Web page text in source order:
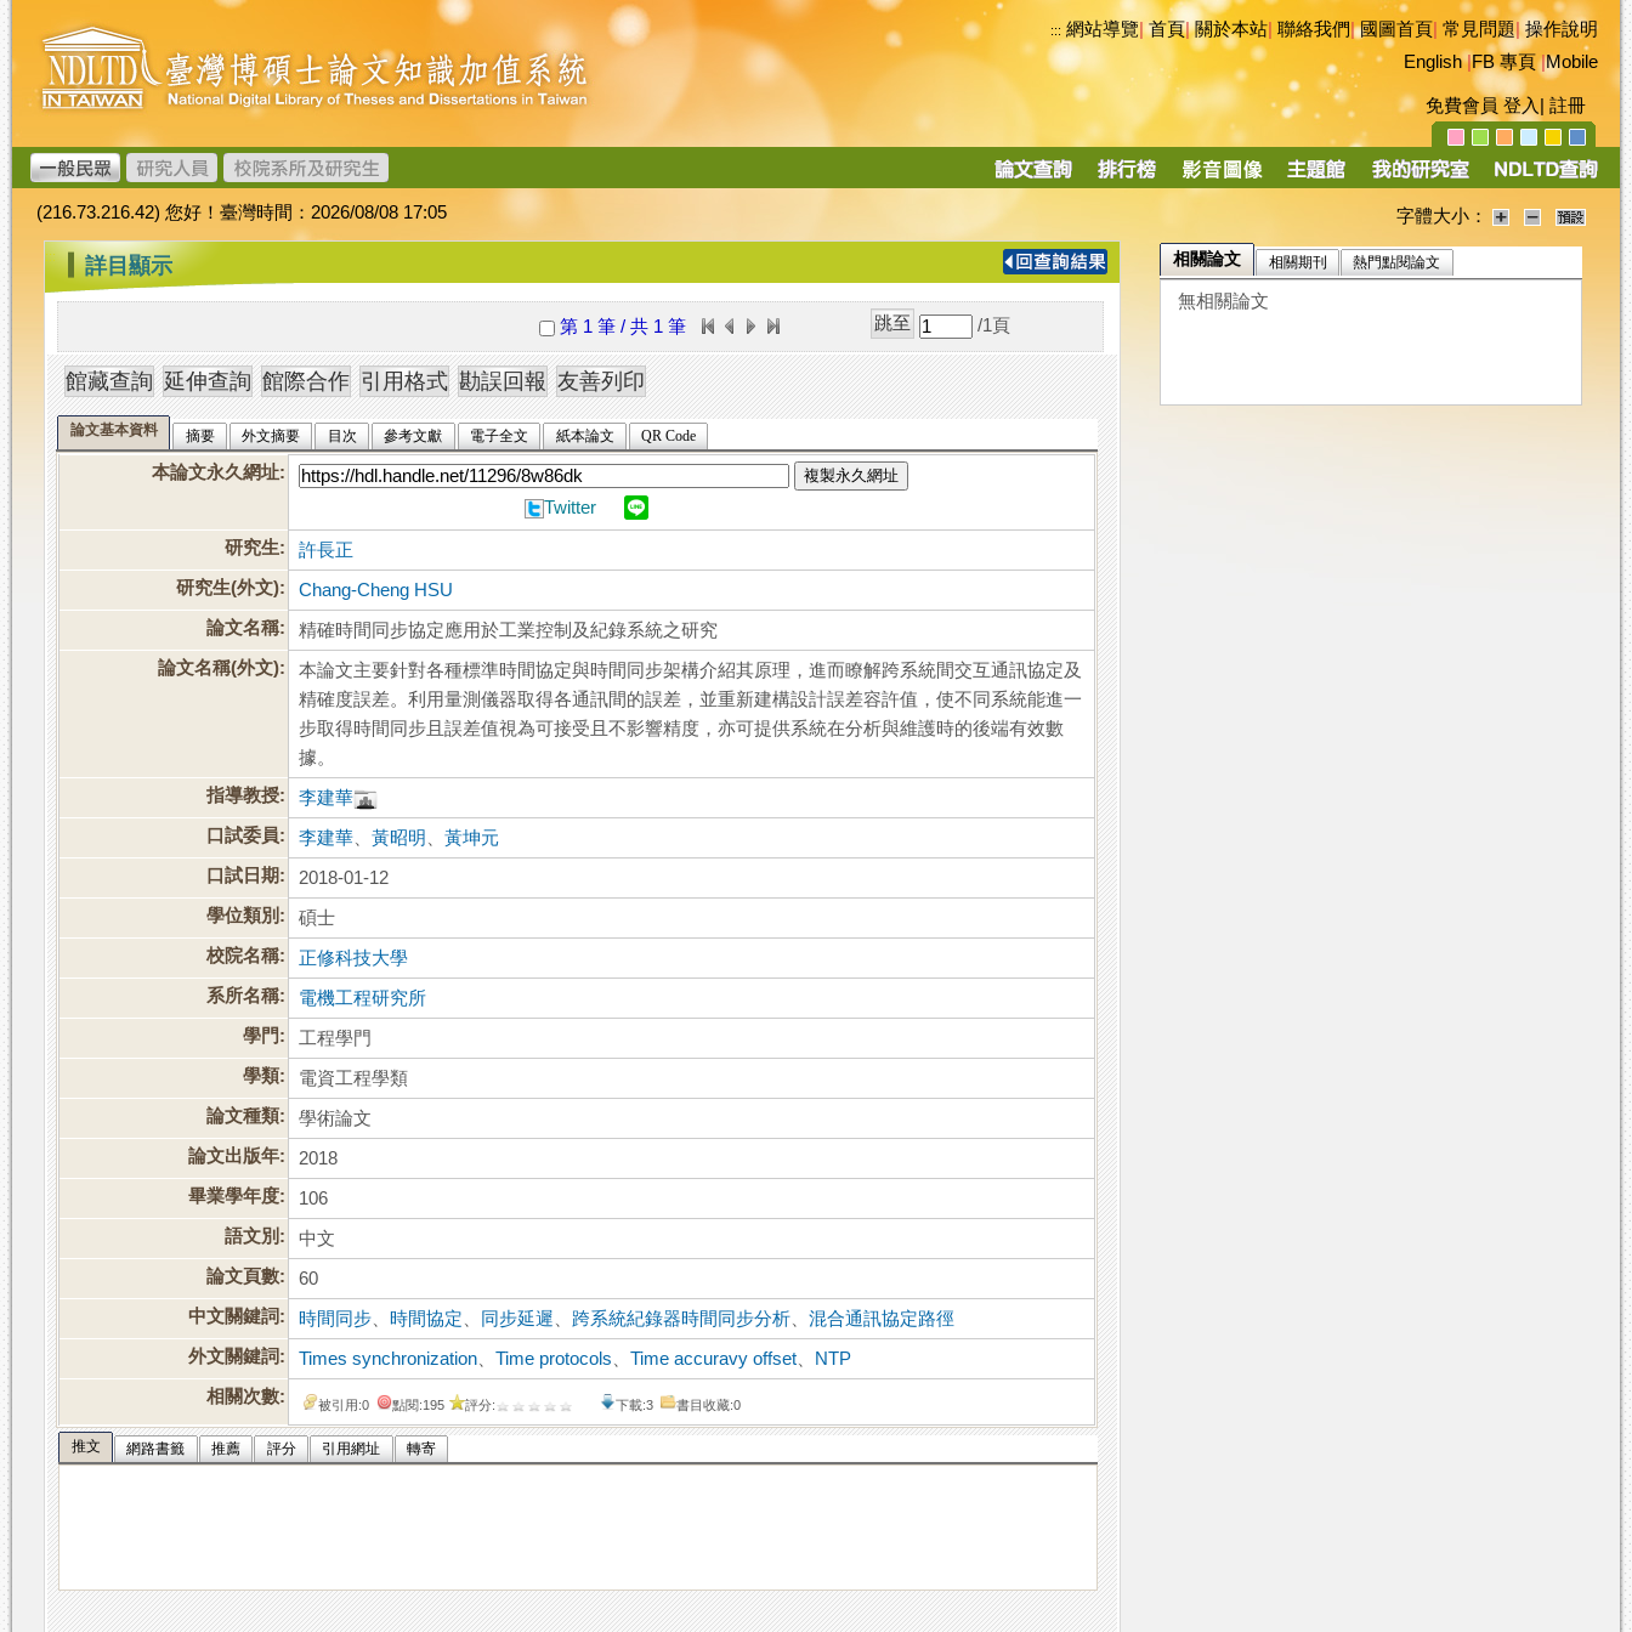
跳
到
主
要
內
容
臺
灣
博
碩
士
論
文
加
值
系
統
::: 網站導覽|首頁|關於本站 聯絡我們|國圖首頁 常見問題|操作說明
English|FB 專頁|Mobile
免費會員 登入 註冊
導
(216.73.216.42) 您好！臺灣時間：2026/08/08 17:05 字體大小：
::: 詳目顯示
第 1 筆 / 共 1 筆 /1 頁
論文基本資料 摘要 外文摘要 目次 參考文獻 電子全文 紙本論文 QR Code
本論文永久網址: 複製永久網址
Twitter
研究生:
許長正
研究生(外文):
Chang-Cheng HSU
論文名稱:
精確時間同步協定應用於工業控制及紀錄系統之研究
論文名稱(外文):
本論文主要針對各種標準時間協定與時間同步架構介紹其原理，進而瞭解跨系統間交互通訊協定及
精確度誤差。利用量測儀器取得各通訊間的誤差，並重新建構設計誤差容許值，使不同系統能進一
步取得時間同步且誤差值視為可接受且不影響精度，亦可提供系統在分析與維護時的後端有效數
據。
指導教授:
李建華
口試委員:
李建華 、黃昭明 、黃坤元
口試日期:
2018-01-12
學位類別:
碩士
校院名稱:
正修科技大學
系所名稱:
電機工程研究所
學門:
工程學門
學類:
電資工程學類
論文種類:
學術論文
論文出版年:
2018
畢業學年度:
106
語文別:
中文
論文頁數:
60
中文關鍵詞:
時間同步 時間協定 同步延遲 跨系統紀錄器時間同步分析 、混合通訊協定路徑
外文關鍵詞:
Times synchronization 、Time protocols 、Time accuravy offset
NTP
相關次數:
被引用:0 點閱:195 評分: 下載:3 書目收藏:0
推文 網路書籤 推薦 評分 引用網址 轉寄
相關論文 相關期刊 熱門點閱論文
無相關論文